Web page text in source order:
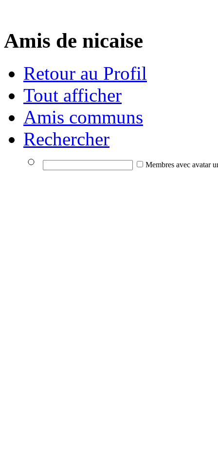
Amis de nicaise
Retour au Profil
Tout afficher
Amis communs
Rechercher
Membres avec avatar